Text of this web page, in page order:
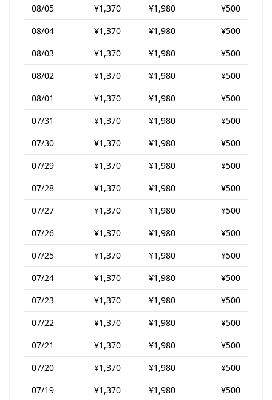
08/05
¥1,370 ¥1,980
¥500
08/04
¥1,370 ¥1,980
¥500
08/03
¥1,370 ¥1,980
¥500
08/02
¥1,370 ¥1,980
¥500
08/01
¥1,370 ¥1,980
¥500
07/31
¥1,370 ¥1,980
¥500
07/30
¥1,370 ¥1,980
¥500
07/29
¥1,370 ¥1,980
¥500
07/28
¥1,370 ¥1,980
¥500
07/27
¥1,370 ¥1,980
¥500
07/26
¥1,370 ¥1,980
¥500
07/25
¥1,370 ¥1,980
¥500
07/24
¥1,370 ¥1,980
¥500
07/23
¥1,370 ¥1,980
¥500
07/22
¥1,370 ¥1,980
¥500
07/21
¥1,370 ¥1,980
¥500
07/20
¥1,370 ¥1,980
¥500
07/19
¥1,370 ¥1,980
¥500